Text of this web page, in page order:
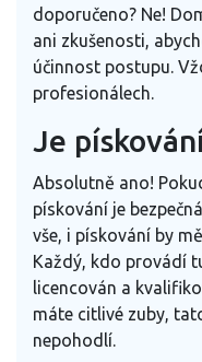
doporučeno? Ne!
ani zkušenosti,
účinnost postupu.
profesionálech.
Je
Absolutně ano!
pískování je
vše, i pískování by
Každý, kdo provádí
licencován a
máte citlivé zuby,
nepohodlí.